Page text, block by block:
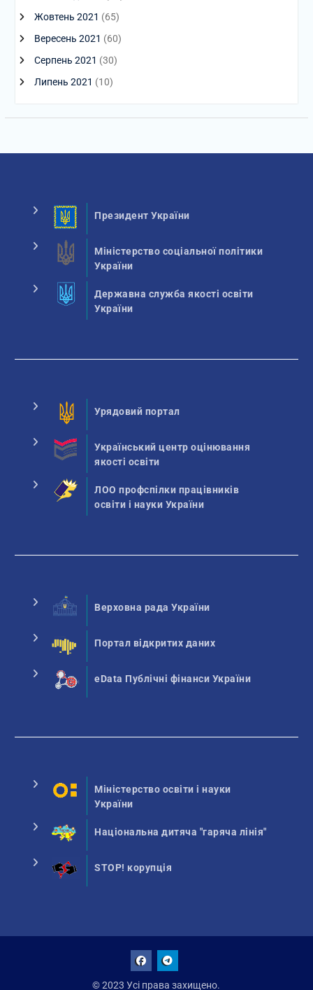
Жовтень 2021 (65)
Вересень 2021 (60)
Серпень 2021 (30)
Липень 2021 (10)
Президент України
Міністерство соціальної політики
України
Державна служба якості освіти
України
Урядовий портал
Український центр оцінювання
якості освіти
ЛОО профспілки працівників
освіти і науки України
Верховна рада України
Портал відкритих даних
eData Публічні фінанси України
Міністерство освіти і науки
України
Національна дитяча "гаряча лінія"
STOP! корупція
© 2023 Усі права захищено.